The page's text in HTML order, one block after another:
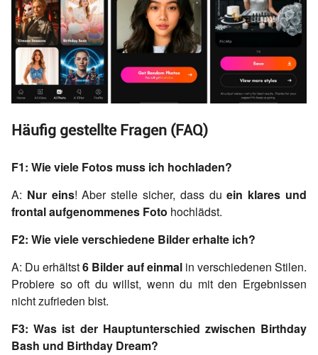
Häufig gestellte Fragen (FAQ)
F1: Wie viele Fotos muss ich hochladen?
A: Nur eins! Aber stelle sicher, dass duein klares und
frontal aufgenommenes Foto hochlädst.
F2: Wie viele verschiedene Bilder erhalte ich?
A: Du erhältst6 Bilder auf einmalin verschiedenen Stilen.
Probiere so oft du willst, wenn du mit den Ergebnissen
nicht zufrieden bist.
F3: Was ist der Hauptunterschied zwischen Birthday
Bash und Birthday Dream?